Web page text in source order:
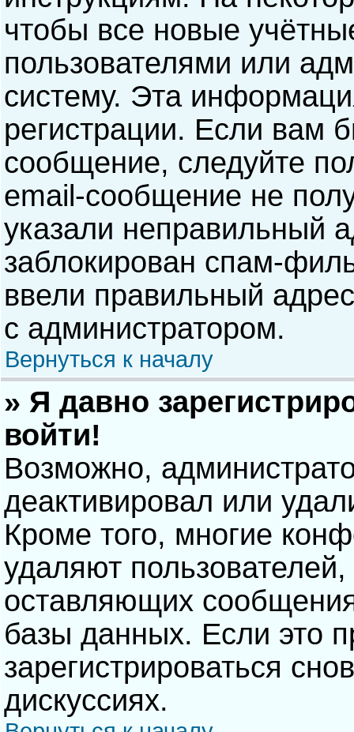
чтобы все новые
пользователями или
систему. Эта
регистрации. Если вам
сообщение, следуйте
email-сообщение не
указали неправильный
заблокирован спам-
ввели правильный
с администратором.
Вернуться к началу
» Я давно
войти!
Возможно,
деактивировал или
Кроме того, многие
удаляют
оставляющих
базы данных. Если это
зарегистрироваться
дискуссиях.